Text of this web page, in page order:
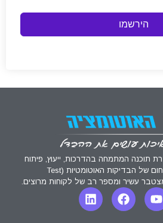
הירשמו
תוכנה המתמחה בהדרכות, ייעוץ, פיתוח
והטמעה של מערכות בתחום של הבדיקות האוטומטיות (Test